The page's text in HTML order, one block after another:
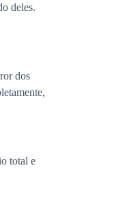
deles.
dos
total e